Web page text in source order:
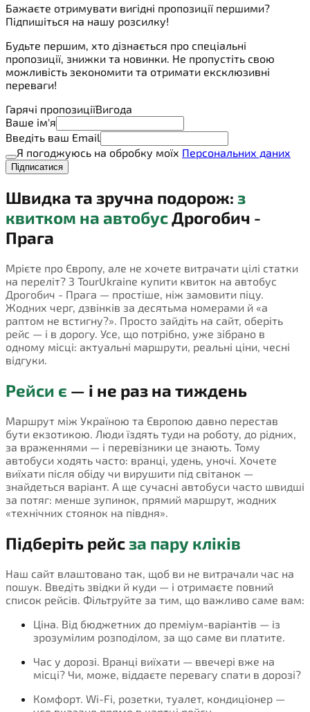
Бажаєте отримувати вигідні пропозиції першими?
Підпишіться на нашу розсилку!
Будьте першим, хто дізнається про спеціальні
пропозиції, знижки та новинки. Не пропустіть свою
можливість зекономити та отримати ексклюзивні
переваги!
Гарячі пропозиціїВигода
Ваше ім'я
Введіть ваш Email
Я погоджуюсь на обробку моїх Персональних даних
Підписатися
Швидка та зручна подорож: з
квитком на автобусДрогобич -
Прага
Мрієте про Європу, але не хочете витрачати цілі статки
на переліт? З TourUkraine купити квиток на автобус
Дрогобич - Прага — простіше, ніж замовити піцу.
Жодних черг, дзвінків за десятьма номерами й «а
раптом не встигну?». Просто зайдіть на сайт, оберіть
рейс — і в дорогу. Усе, що потрібно, уже зібрано в
одному місці: актуальні маршрути, реальні ціни, чесні
відгуки.
Рейси є — і не раз на тиждень
Маршрут між Україною та Європою давно перестав
бути екзотикою. Люди їздять туди на роботу, до рідних,
за враженнями — і перевізники це знають. Тому
автобуси ходять часто: вранці, удень, уночі. Хочете
виїхати після обіду чи вирушити під світанок —
знайдеться варіант. А ще сучасні автобуси часто швидші
за потяг: менше зупинок, прямий маршрут, жодних
«технічних стоянок на півдня».
Підберіть рейсза пару кліків
Наш сайт влаштовано так, щоб ви не витрачали час на
пошук. Введіть звідки й куди — і отримаєте повний
список рейсів. Фільтруйте за тим, що важливо саме вам:
Ціна. Від бюджетних до преміум-варіантів — із
зрозумілим розподілом, за що саме ви платите.
Час у дорозі. Вранці виїхати — ввечері вже на
місці? Чи, може, віддаєте перевагу спати в дорозі?
Комфорт. Wi-Fi, розетки, туалет, кондиціонер —